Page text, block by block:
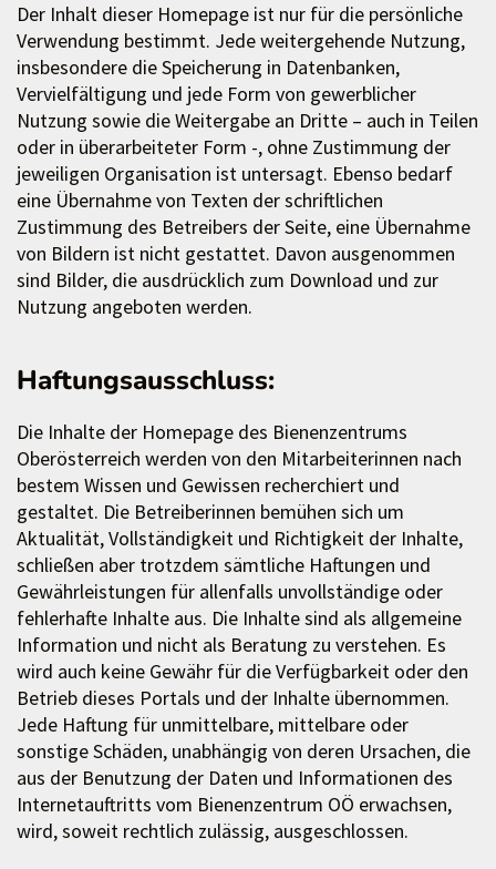
Der Inhalt dieser Homepage ist nur für die persönliche
Verwendung bestimmt. Jede weitergehende Nutzung,
insbesondere die Speicherung in Datenbanken,
Vervielfältigung und jede Form von gewerblicher
Nutzung sowie die Weitergabe an Dritte – auch in Teilen
oder in überarbeiteter Form -, ohne Zustimmung der
jeweiligen Organisation ist untersagt. Ebenso bedarf
eine Übernahme von Texten der schriftlichen
Zustimmung des Betreibers der Seite, eine Übernahme
von Bildern ist nicht gestattet. Davon ausgenommen
sind Bilder, die ausdrücklich zum Download und zur
Nutzung angeboten werden.
Haftungsausschluss:
Die Inhalte der Homepage des Bienenzentrums
Oberösterreich werden von den Mitarbeiterinnen nach
bestem Wissen und Gewissen recherchiert und
gestaltet. Die Betreiberinnen bemühen sich um
Aktualität, Vollständigkeit und Richtigkeit der Inhalte,
schließen aber trotzdem sämtliche Haftungen und
Gewährleistungen für allenfalls unvollständige oder
fehlerhafte Inhalte aus. Die Inhalte sind als allgemeine
Information und nicht als Beratung zu verstehen. Es
wird auch keine Gewähr für die Verfügbarkeit oder den
Betrieb dieses Portals und der Inhalte übernommen.
Jede Haftung für unmittelbare, mittelbare oder
sonstige Schäden, unabhängig von deren Ursachen, die
aus der Benutzung der Daten und Informationen des
Internetauftritts vom Bienenzentrum OÖ erwachsen,
wird, soweit rechtlich zulässig, ausgeschlossen.